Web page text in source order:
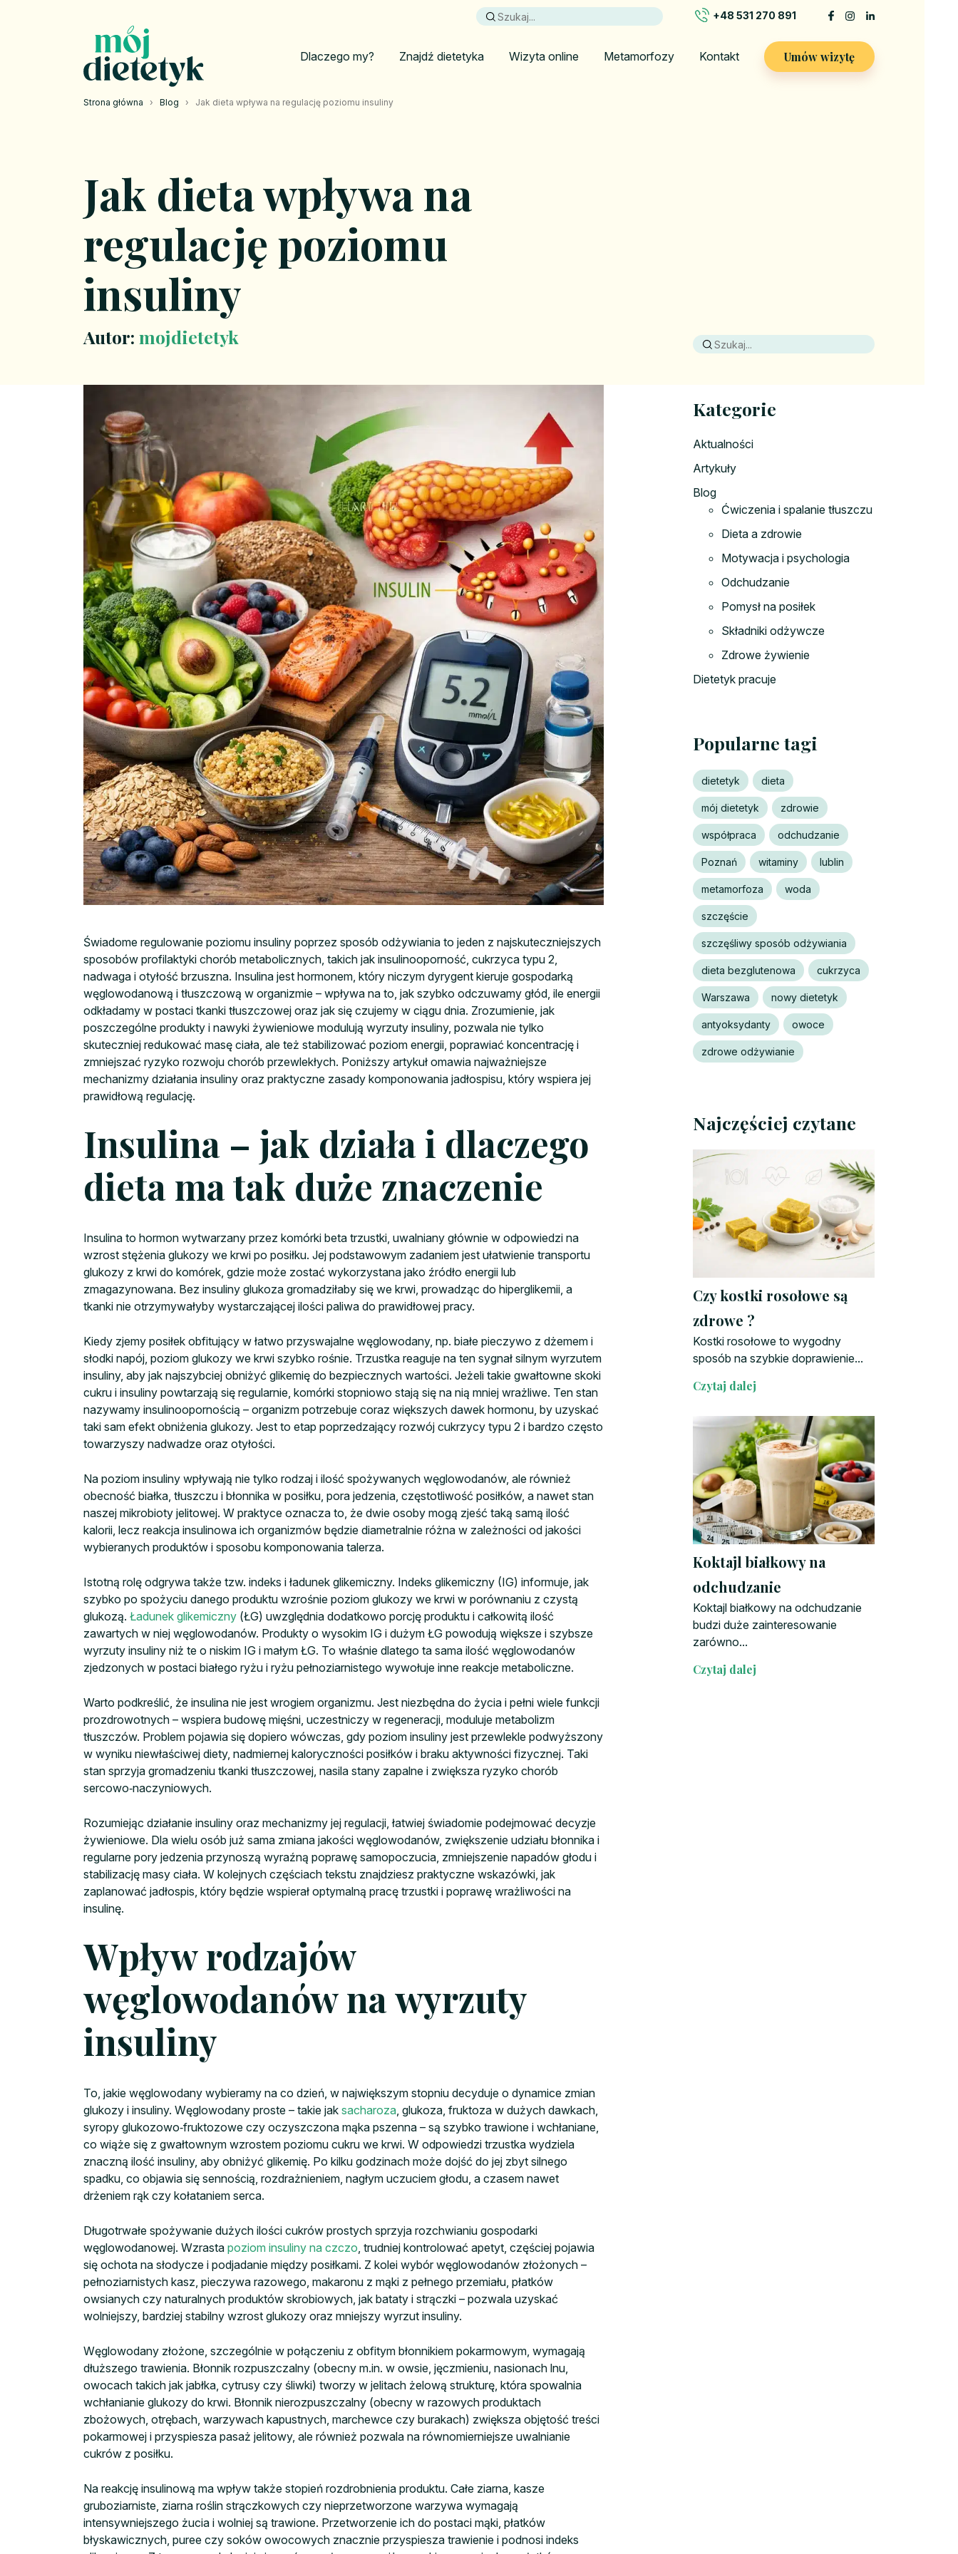
+48 531 270 891
Dlaczego my? Znajdź dietetyka Wizyta online Metamorfozy Kontakt Umów wizytę
Strona główna › Blog › Jak dieta wpływa na regulację poziomu insuliny
Jak dieta wpływa na
regulację poziomu
insuliny
Autor: mojdietetyk
Świadome regulowanie poziomu insuliny poprzez sposób odżywiania to jeden z najskuteczniejszych
sposobów profilaktyki chorób metabolicznych, takich jak insulinooporność, cukrzyca typu 2,
nadwaga i otyłość brzuszna. Insulina jest hormonem, który niczym dyrygent kieruje gospodarką
węglowodanową i tłuszczową w organizmie – wpływa na to, jak szybko odczuwamy głód, ile energii
odkładamy w postaci tkanki tłuszczowej oraz jak się czujemy w ciągu dnia. Zrozumienie, jak
poszczególne produkty i nawyki żywieniowe modulują wyrzuty insuliny, pozwala nie tylko
skuteczniej redukować masę ciała, ale też stabilizować poziom energii, poprawiać koncentrację i
zmniejszać ryzyko rozwoju chorób przewlekłych. Poniższy artykuł omawia najważniejsze
mechanizmy działania insuliny oraz praktyczne zasady komponowania jadłospisu, który wspiera jej
prawidłową regulację.
Insulina – jak działa i dlaczego
dieta ma tak duże znaczenie
Insulina to hormon wytwarzany przez komórki beta trzustki, uwalniany głównie w odpowiedzi na
wzrost stężenia glukozy we krwi po posiłku. Jej podstawowym zadaniem jest ułatwienie transportu
glukozy z krwi do komórek, gdzie może zostać wykorzystana jako źródło energii lub
zmagazynowana. Bez insuliny glukoza gromadziłaby się we krwi, prowadząc do hiperglikemii, a
tkanki nie otrzymywałyby wystarczającej ilości paliwa do prawidłowej pracy.
Kiedy zjemy posiłek obfitujący w łatwo przyswajalne węglowodany, np. białe pieczywo z dżemem i
słodki napój, poziom glukozy we krwi szybko rośnie. Trzustka reaguje na ten sygnał silnym wyrzutem
insuliny, aby jak najszybciej obniżyć glikemię do bezpiecznych wartości. Jeżeli takie gwałtowne skoki
cukru i insuliny powtarzają się regularnie, komórki stopniowo stają się na nią mniej wrażliwe. Ten stan
nazywamy insulinoopornością – organizm potrzebuje coraz większych dawek hormonu, by uzyskać
taki sam efekt obniżenia glukozy. Jest to etap poprzedzający rozwój cukrzycy typu 2 i bardzo często
towarzyszy nadwadze oraz otyłości.
Na poziom insuliny wpływają nie tylko rodzaj i ilość spożywanych węglowodanów, ale również
obecność białka, tłuszczu i błonnika w posiłku, pora jedzenia, częstotliwość posiłków, a nawet stan
naszej mikrobioty jelitowej. W praktyce oznacza to, że dwie osoby mogą zjeść taką samą ilość
kalorii, lecz reakcja insulinowa ich organizmów będzie diametralnie różna w zależności od jakości
wybieranych produktów i sposobu komponowania talerza.
Istotną rolę odgrywa także tzw. indeks i ładunek glikemiczny. Indeks glikemiczny (IG) informuje, jak
szybko po spożyciu danego produktu wzrośnie poziom glukozy we krwi w porównaniu z czystą
glukozą. Ładunek glikemiczny (ŁG) uwzględnia dodatkowo porcję produktu i całkowitą ilość
zawartych w niej węglowodanów. Produkty o wysokim IG i dużym ŁG powodują większe i szybsze
wyrzuty insuliny niż te o niskim IG i małym ŁG. To właśnie dlatego ta sama ilość węglowodanów
zjedzonych w postaci białego ryżu i ryżu pełnoziarnistego wywołuje inne reakcje metaboliczne.
Warto podkreślić, że insulina nie jest wrogiem organizmu. Jest niezbędna do życia i pełni wiele funkcji
prozdrowotnych – wspiera budowę mięśni, uczestniczy w regeneracji, moduluje metabolizm
tłuszczów. Problem pojawia się dopiero wówczas, gdy poziom insuliny jest przewlekle podwyższony
w wyniku niewłaściwej diety, nadmiernej kaloryczności posiłków i braku aktywności fizycznej. Taki
stan sprzyja gromadzeniu tkanki tłuszczowej, nasila stany zapalne i zwiększa ryzyko chorób
sercowo‑naczyniowych.
Rozumiejąc działanie insuliny oraz mechanizmy jej regulacji, łatwiej świadomie podejmować decyzje
żywieniowe. Dla wielu osób już sama zmiana jakości węglowodanów, zwiększenie udziału błonnika i
regularne pory jedzenia przynoszą wyraźną poprawę samopoczucia, zmniejszenie napadów głodu i
stabilizację masy ciała. W kolejnych częściach tekstu znajdziesz praktyczne wskazówki, jak
zaplanować jadłospis, który będzie wspierał optymalną pracę trzustki i poprawę wrażliwości na
insulinę.
Wpływ rodzajów
węglowodanów na wyrzuty
insuliny
To, jakie węglowodany wybieramy na co dzień, w największym stopniu decyduje o dynamice zmian
glukozy i insuliny. Węglowodany proste – takie jak sacharoza, glukoza, fruktoza w dużych dawkach,
syropy glukozowo‑fruktozowe czy oczyszczona mąka pszenna – są szybko trawione i wchłaniane,
co wiąże się z gwałtownym wzrostem poziomu cukru we krwi. W odpowiedzi trzustka wydziela
znaczną ilość insuliny, aby obniżyć glikemię. Po kilku godzinach może dojść do jej zbyt silnego
spadku, co objawia się sennością, rozdrażnieniem, nagłym uczuciem głodu, a czasem nawet
drżeniem rąk czy kołataniem serca.
Długotrwałe spożywanie dużych ilości cukrów prostych sprzyja rozchwianiu gospodarki
węglowodanowej. Wzrasta poziom insuliny na czczo, trudniej kontrolować apetyt, częściej pojawia
się ochota na słodycze i podjadanie między posiłkami. Z kolei wybór węglowodanów złożonych –
pełnoziarnistych kasz, pieczywa razowego, makaronu z mąki z pełnego przemiału, płatków
owsianych czy naturalnych produktów skrobiowych, jak bataty i strączki – pozwala uzyskać
wolniejszy, bardziej stabilny wzrost glukozy oraz mniejszy wyrzut insuliny.
Węglowodany złożone, szczególnie w połączeniu z obfitym błonnikiem pokarmowym, wymagają
dłuższego trawienia. Błonnik rozpuszczalny (obecny m.in. w owsie, jęczmieniu, nasionach lnu,
owocach takich jak jabłka, cytrusy czy śliwki) tworzy w jelitach żelową strukturę, która spowalnia
wchłanianie glukozy do krwi. Błonnik nierozpuszczalny (obecny w razowych produktach
zbożowych, otrębach, warzywach kapustnych, marchewce czy burakach) zwiększa objętość treści
pokarmowej i przyspiesza pasaż jelitowy, ale również pozwala na równomierniejsze uwalnianie
cukrów z posiłku.
Na reakcję insulinową ma wpływ także stopień rozdrobnienia produktu. Całe ziarna, kasze
gruboziarniste, ziarna roślin strączkowych czy nieprzetworzone warzywa wymagają
intensywniejszego żucia i wolniej są trawione. Przetworzenie ich do postaci mąki, płatków
błyskawicznych, puree czy soków owocowych znacznie przyspiesza trawienie i podnosi indeks
Kategorie
Aktualności
Artykuły
Blog
Ćwiczenia i spalanie tłuszczu
Dieta a zdrowie
Motywacja i psychologia
Odchudzanie
Pomysł na posiłek
Składniki odżywcze
Zdrowe żywienie
Dietetyk pracuje
Popularne tagi
dietetyk dieta
mój dietetyk zdrowie
współpraca odchudzanie
Poznań witaminy lublin
metamorfoza woda
szczęście
szczęśliwy sposób odżywiania
dieta bezglutenowa cukrzyca
Warszawa nowy dietetyk
antyoksydanty owoce
zdrowe odżywianie
Najczęściej czytane
Czy kostki rosołowe są
zdrowe ?
Kostki rosołowe to wygodny
sposób na szybkie doprawienie...
Czytaj dalej
Koktajl białkowy na
odchudzanie
Koktajl białkowy na odchudzanie
budzi duże zainteresowanie
zarówno...
Czytaj dalej